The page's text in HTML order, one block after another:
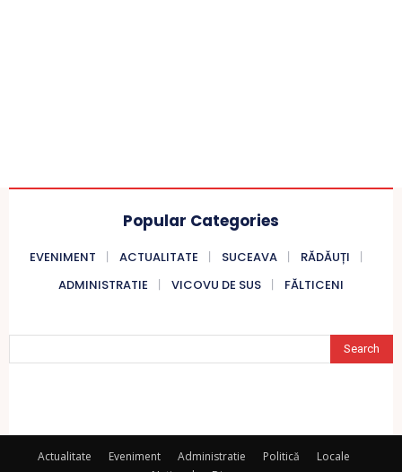
Popular Categories
EVENIMENT ACTUALITATE SUCEAVA
RĂDĂUȚI
ADMINISTRATIE
VICOVU DE SUS FĂLTICENI
Search
Actualitate Eveniment Administratie Politică
Locale